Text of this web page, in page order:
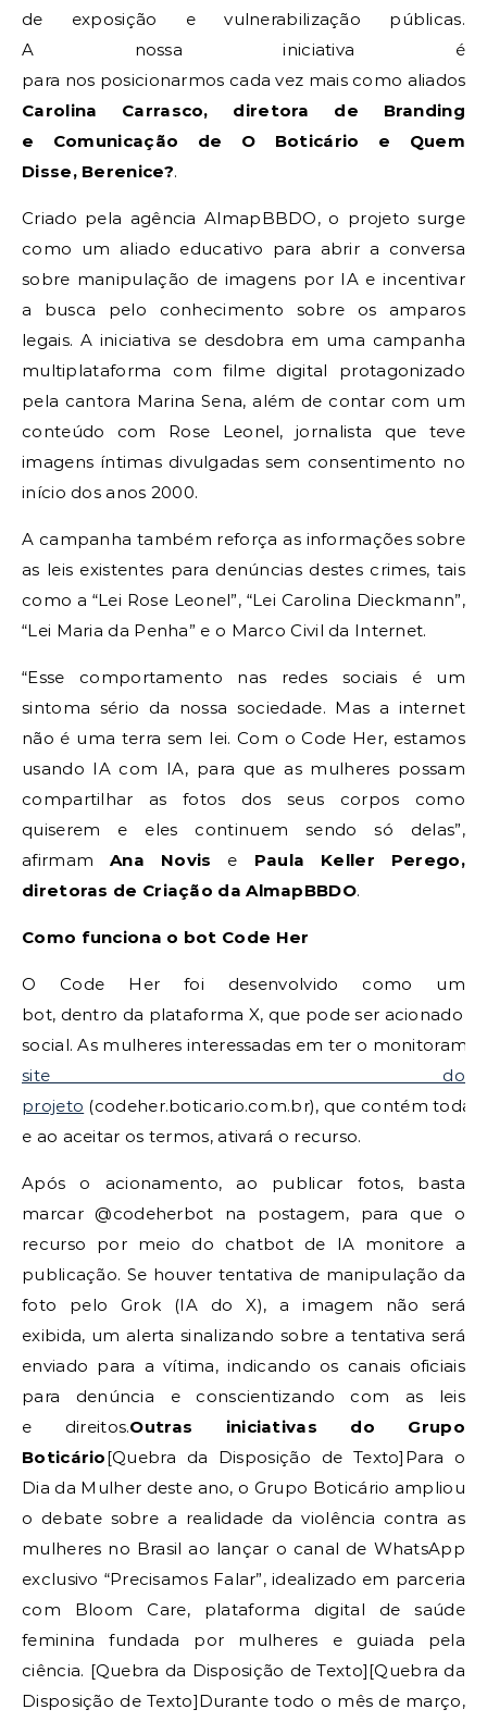
de exposição e vulnerabilização públicas.
A nossa iniciativa é
para nos posicionarmos cada vez mais como aliados
Carolina Carrasco, diretora de Branding
e Comunicação de O Boticário e Quem
Disse, Berenice?.
Criado pela agência AlmapBBDO, o projeto surge
como um aliado educativo para abrir a conversa
sobre manipulação de imagens por IA e incentivar
a busca pelo conhecimento sobre os amparos
legais. A iniciativa se desdobra em uma campanha
multiplataforma com filme digital protagonizado
pela cantora Marina Sena, além de contar com um
conteúdo com Rose Leonel, jornalista que teve
imagens íntimas divulgadas sem consentimento no
início dos anos 2000.
A campanha também reforça as informações sobre
as leis existentes para denúncias destes crimes, tais
como a “Lei Rose Leonel”, “Lei Carolina Dieckmann”,
“Lei Maria da Penha” e o Marco Civil da Internet.
“Esse comportamento nas redes sociais é um
sintoma sério da nossa sociedade. Mas a internet
não é uma terra sem lei. Com o Code Her, estamos
usando IA com IA, para que as mulheres possam
compartilhar as fotos dos seus corpos como
quiserem e eles continuem sendo só delas”,
afirmamAna Novis e Paula Keller Perego,
diretoras de Criação da AlmapBBDO.
Como funciona o bot Code Her
O Code Her foi desenvolvido como um
bot, dentro da plataforma X, que pode ser acionado
social. As mulheres interessadas em ter o
site do
projeto (codeher.boticario.com.br), que contém todas
e ao aceitar os termos, ativará o recurso.
Após o acionamento, ao publicar fotos, basta
marcar @codeherbot na postagem, para que o
recurso por meio do chatbot de IA monitore a
publicação. Se houver tentativa de manipulação da
foto pelo Grok (IA do X), a imagem não será
exibida, um alerta sinalizando sobre a tentativa será
enviado para a vítima, indicando os canais oficiais
para denúncia e conscientizando com as leis
e direitos.Outras iniciativas do Grupo
Boticário[Quebra da Disposição de Texto]Para o
Dia da Mulher deste ano, o Grupo Boticário ampliou
o debate sobre a realidade da violência contra as
mulheres no Brasil ao lançar o canal de WhatsApp
exclusivo “Precisamos Falar”, idealizado em parceria
com Bloom Care, plataforma digital de saúde
feminina fundada por mulheres e guiada pela
ciência. [Quebra da Disposição de Texto][Quebra da
Disposição de Texto]Durante todo o mês de março,